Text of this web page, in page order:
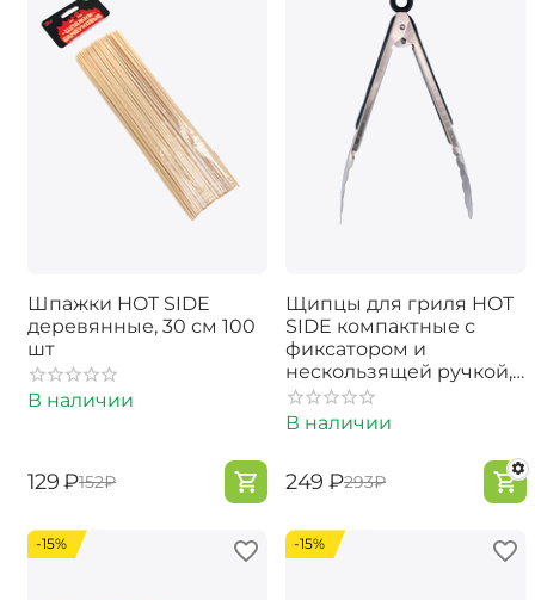
Шпажки HOT SIDE
деревянные, 30 см 100
шт
В наличии
‍129‍ ₽‍152‍₽
Щипцы для гриля HOT
SIDE компактные с
фиксатором и
нескользящей ручкой,
23 см
В наличии
‍249‍ ₽‍293‍₽
-15% -15%